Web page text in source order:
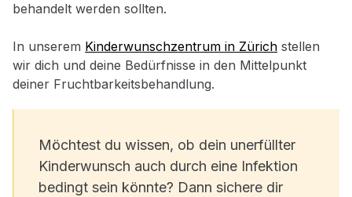
behandelt werden sollten.
In unserem Kinderwunschzentrum in Zürich stellen
wir dich und deine Bedürfnisse in den Mittelpunkt
deiner Fruchtbarkeitsbehandlung.
Möchtest du wissen, ob dein unerfüllter
Kinderwunsch auch durch eine Infektion
bedingt sein könnte? Dann sichere dir